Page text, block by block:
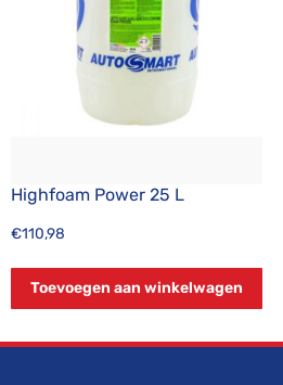
Highfoam Power 25 L
€110,98
Toevoegen aan winkelwagen